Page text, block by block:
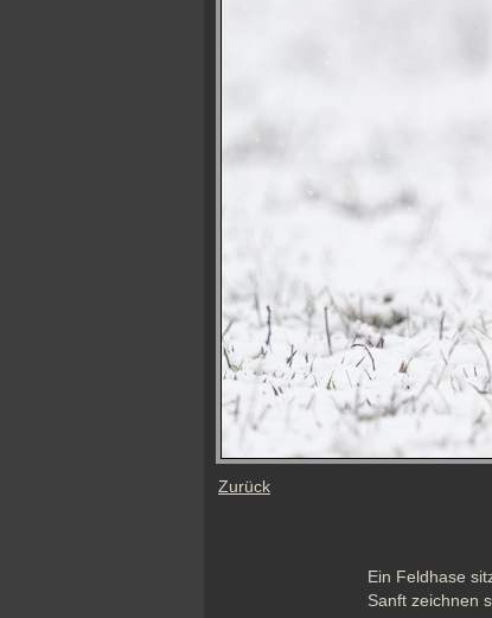
Zurück
Ein Feldhase
Sanft zeichnen